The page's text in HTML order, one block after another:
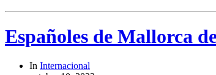
Españoles de Mallorca
In Internacional